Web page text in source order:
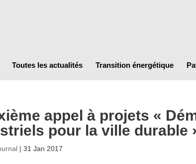
Toutes les actualités Transition énergétique
appel à projets «
pour la ville durable
| 31 Jan 2017